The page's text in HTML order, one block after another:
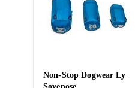
Non-Stop Dogwear Ly